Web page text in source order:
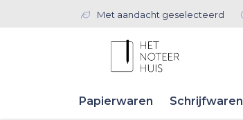
Met aandacht geselecteerd
Papierwaren Schrijfwaren